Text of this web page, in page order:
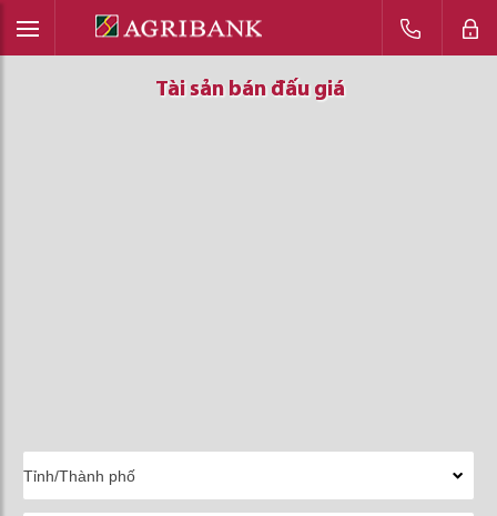
Tài sản bán đấu giá
Tài sản bán đấu giá
Tài sản bán đấu giá